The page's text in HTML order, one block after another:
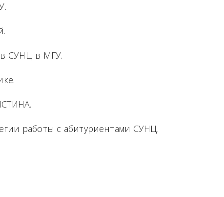
СУНЦ в МГУ.
работы с абитуриентами СУНЦ.